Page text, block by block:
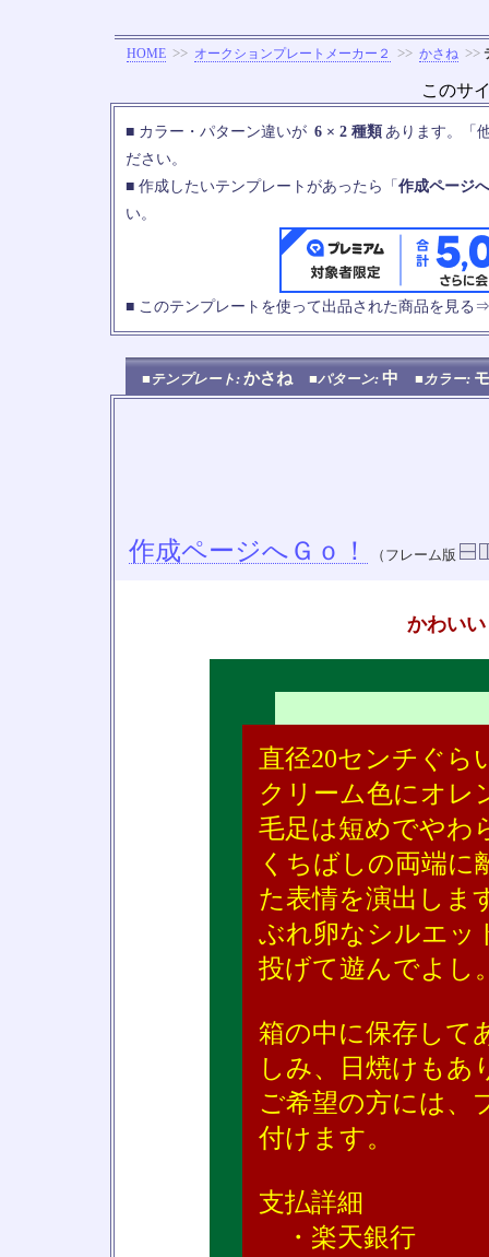
HOME >> オークションプレートメーカー２ >> かさね >>
このサ
■ カラー・パターン違いが 6 × 2 種類 あります。「
ださい。
■ 作成したいテンプレートがあったら「 作成ページ
い。
■ このテンプレートを使って出品された商品を見る
■テンプレート: かさね ■パターン: 中 ■カラー:
作成ページへＧｏ！ （フレーム版
かわい
直径20センチぐら
クリーム色にオレ
毛足は短めでやわ
くちばしの両端に
た表情を演出しま
ぶれ卵なシルエッ
投げて遊んでよし
箱の中に保存して
しみ、日焼けもあ
ご希望の方には、
付けます。
支払詳細
・楽天銀行